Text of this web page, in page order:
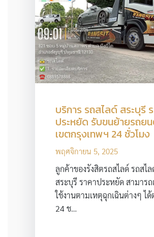
บริการ รถสไลด์ สระบุรี
ประหยัด รับขนย้ายรถย
เขตกรุงเทพฯ 24 ชั่วโมง
พฤศจิกายน 5, 2025
ลูกค้าของรังสิตรถสไลด์ รถสไล
สระบุรี ราคาประหยัด สามารถ
ใช้งานตามเหตุฉุกเฉินต่างๆ ไ
24 ช…